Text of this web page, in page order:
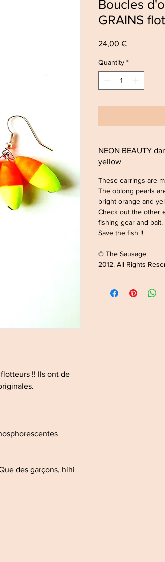
!! Ils ont de
des garçons, hihi
Boucles
GRAINS
24,00 €Price
Quantity *
NEON BEAUTY
yellow
These earrings are
The oblong pearls
bright orange and
Check out the other
fishing gear and bait.
Save the fish !!
© The Sausage
2012. All Rights